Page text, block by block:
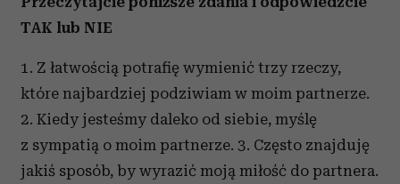
TAK lub NIE
1. Z łatwością potrafię wymienić trzy rzeczy,
które najbardziej podziwiam w moim partnerze.
2. Kiedy jesteśmy daleko od siebie, myślę
z sympatią o moim partnerze. 3. Często znajduję
jakiś sposób, by wyrazić moją miłość do partnera.